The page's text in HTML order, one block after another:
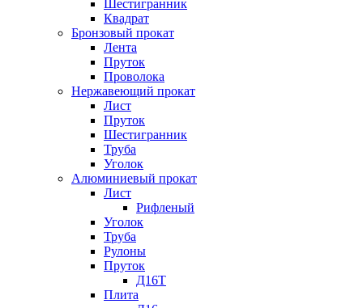
Шестигранник
Квадрат
Бронзовый прокат
Лента
Пруток
Проволока
Нержавеющий прокат
Лист
Пруток
Шестигранник
Труба
Уголок
Алюминиевый прокат
Лист
Рифленый
Уголок
Труба
Рулоны
Пруток
Д16Т
Плита